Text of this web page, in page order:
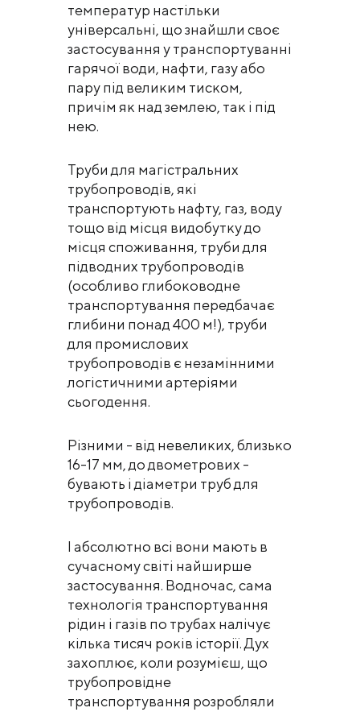
температур настільки
універсальні, що знайшли своє
застосування у транспортуванні
гарячої води, нафти, газу або
пару під великим тиском,
причім як над землею, так і під
нею.
Труби для магістральних
трубопроводів, які
транспортують нафту, газ, воду
тощо від місця видобутку до
місця споживання, труби для
підводних трубопроводів
(особливо глибоководне
транспортування передбачає
глибини понад 400 м!), труби
для промислових
трубопроводів є незамінними
логістичними артеріями
сьогодення.
Різними - від невеликих, близько
16-17 мм, до двометрових -
бувають і діаметри труб для
трубопроводів.
І абсолютно всі вони мають в
сучасному світі найширше
застосування. Водночас, сама
технологія транспортування
рідин і газів по трубах налічує
кілька тисяч років історії. Дух
захоплює, коли розумієш, що
трубопровідне
транспортування розробляли